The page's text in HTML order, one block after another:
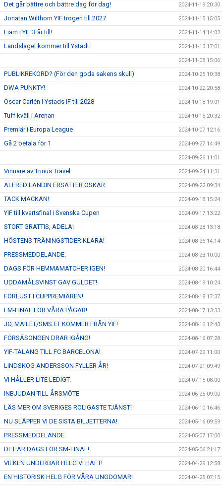
Det går bättre och bättre dag för dag! 2024-11-19 20:30
Jonatan Wilthorn YIF trogen till 2027 2024-11-15 15:05
Liam i YIF 3 år till! 2024-11-14 14:02
Landslaget kommer till Ystad! 2024-11-13 17:01
2024-11-08 15:06
PUBLIKREKORD? (För den goda sakens skull) 2024-10-25 10:38
DWA PUNKTY! 2024-10-22 20:58
Oscar Carlén i Ystads IF till 2028 2024-10-18 19:01
Tuff kväll i Arenan 2024-10-15 20:32
Premiär i Europa League 2024-10-07 12:16
Gå 2 betala för 1 2024-09-27 14:49
2024-09-26 11:01
Vinnare av Trinus Travel 2024-09-24 11:31
ALFRED LANDIN ERSÄTTER OSKAR 2024-09-22 09:34
TACK MACKAN! 2024-09-18 15:24
YIF till kvartsfinal i Svenska Cupen 2024-09-17 13:22
STORT GRATTIS, ADELA! 2024-08-28 13:18
HÖSTENS TRÄNINGSTIDER KLARA! 2024-08-26 14:14
PRESSMEDDELANDE. 2024-08-23 10:00
DAGS FÖR HEMMAMATCHER IGEN! 2024-08-20 16:44
UDDAMÅLSVINST GAV GULDET! 2024-08-19 10:24
FÖRLUST I CUPPREMIÄREN! 2024-08-18 17:37
EM-FINAL FÖR VÅRA PÅGAR! 2024-08-17 13:33
JO, MAILET/SMS:ET KOMMER FRÅN YIF! 2024-08-16 12:43
FÖRSÄSONGEN DRAR IGÅNG! 2024-08-16 07:28
YIF-TALANG TILL FC BARCELONA! 2024-07-29 11:00
LINDSKOG ANDERSSON FYLLER ÅR! 2024-07-21 09:49
VI HÅLLER LITE LEDIGT. 2024-07-15 08:00
INBJUDAN TILL ÅRSMÖTE 2024-06-25 09:00
LÄS MER OM SVERIGES ROLIGASTE TJÄNST! 2024-06-10 16:46
NU SLÄPPER VI DE SISTA BILJETTERNA! 2024-05-16 09:59
PRESSMEDDELANDE. 2024-05-07 17:00
DET ÄR DAGS FÖR SM-FINAL! 2024-05-06 21:17
VILKEN UNDERBAR HELG VI HAFT! 2024-04-29 12:58
EN HISTORISK HELG FÖR VÅRA UNGDOMAR! 2024-04-25 07:15